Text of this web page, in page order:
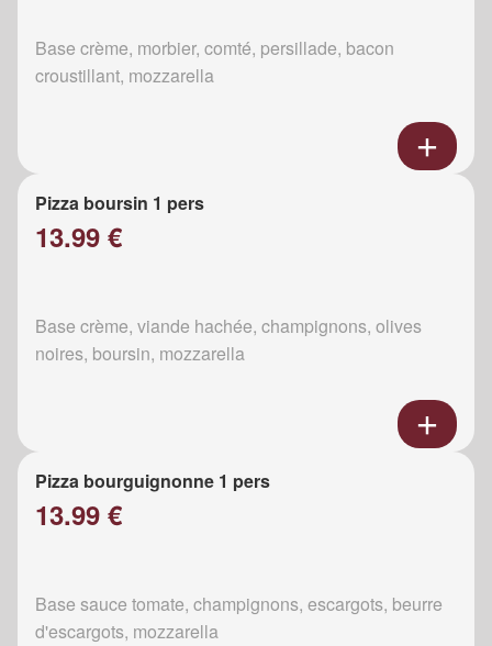
Base crème, morbier, comté, persillade, bacon
croustillant, mozzarella
Pizza boursin 1 pers
13.99 €
Base crème, viande hachée, champignons, olives
noires, boursin, mozzarella
Pizza bourguignonne 1 pers
13.99 €
Base sauce tomate, champignons, escargots, beurre
d'escargots, mozzarella